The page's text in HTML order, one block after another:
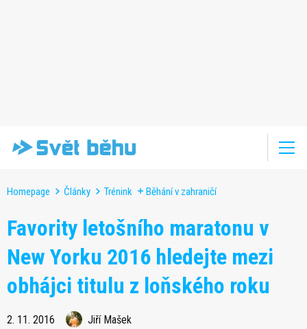
Homepage Články Trénink Běhání v zahraničí
Favority letošního maratonu v
New Yorku 2016 hledejte mezi
obhájci titulu z loňského roku
2. 11. 2016 Jiří Mašek